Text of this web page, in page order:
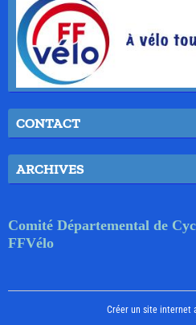
CONTACT
ARCHIVES
Comité Départemental de
FFVélo
Créer un site internet